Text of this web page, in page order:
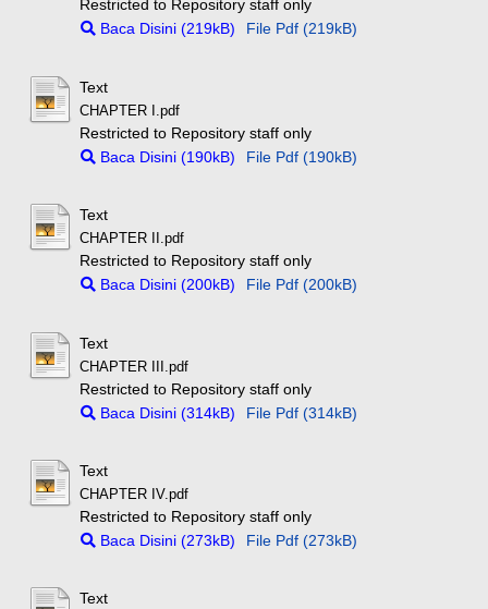
Restricted to Repository staff only
Baca Disini (219kB)
File Pdf (219kB)
Text
CHAPTER I.pdf
Restricted to Repository staff only
Baca Disini (190kB)
File Pdf (190kB)
Text
CHAPTER II.pdf
Restricted to Repository staff only
Baca Disini (200kB)
File Pdf (200kB)
Text
CHAPTER III.pdf
Restricted to Repository staff only
Baca Disini (314kB)
File Pdf (314kB)
Text
CHAPTER IV.pdf
Restricted to Repository staff only
Baca Disini (273kB)
File Pdf (273kB)
Text